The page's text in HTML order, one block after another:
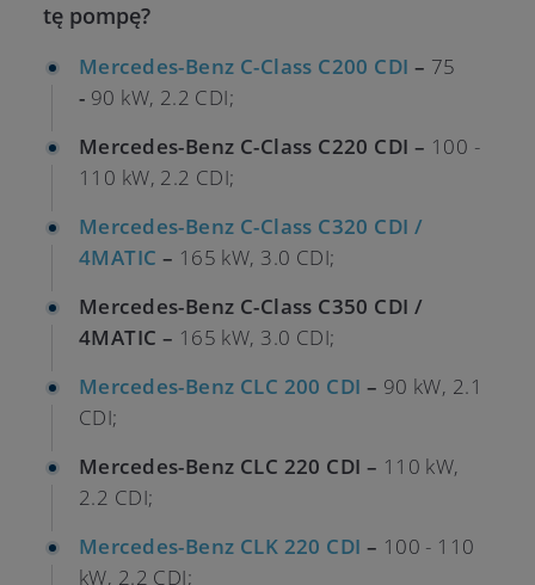
tę pompę?
Mercedes-Benz C-Class C200 CDI – 75
- 90 kW, 2.2 CDI;
Mercedes-Benz C-Class C220 CDI – 100 -
110 kW, 2.2 CDI;
Mercedes-Benz C-Class C320 CDI /
4MATIC – 165 kW, 3.0 CDI;
Mercedes-Benz C-Class C350 CDI /
4MATIC – 165 kW, 3.0 CDI;
Mercedes-Benz CLC 200 CDI – 90 kW, 2.1
CDI;
Mercedes-Benz CLC 220 CDI – 110 kW,
2.2 CDI;
Mercedes-Benz CLK 220 CDI – 100 - 110
kW, 2.2 CDI;